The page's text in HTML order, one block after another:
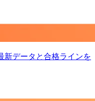
新データと合格ラインを